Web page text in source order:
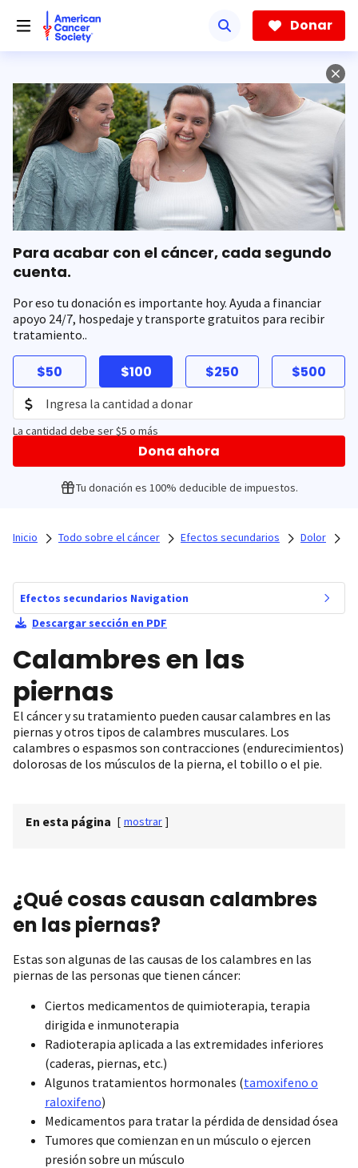
hacia
contenido
Donar
Para acabar con el cáncer, cada segundo
cuenta.
Por eso tu donación es importante hoy. Ayuda a financiar
apoyo 24/7, hospedaje y transporte gratuitos para recibir
tratamiento..
$50 $100 $250 $500
La cantidad debe ser $5 o más
Dona ahora
Tu donación es 100% deducible de impuestos.
Inicio Todo sobre el cáncer Efectos secundarios Dolor
Efectos secundarios Navigation
Descargar sección en PDF
Calambres en las
piernas
El cáncer y su tratamiento pueden causar calambres en las
piernas y otros tipos de calambres musculares. Los
calambres o espasmos son contracciones (endurecimientos)
dolorosas de los músculos de la pierna, el tobillo o el pie.
En esta página [ mostrar ]
¿Qué cosas causan calambres
en las piernas?
Estas son algunas de las causas de los calambres en las
piernas de las personas que tienen cáncer:
Ciertos medicamentos de quimioterapia, terapia
dirigida e inmunoterapia
Radioterapia aplicada a las extremidades inferiores
(caderas, piernas, etc.)
Algunos tratamientos hormonales (tamoxifeno o
raloxifeno)
Medicamentos para tratar la pérdida de densidad ósea
Tumores que comienzan en un músculo o ejercen
presión sobre un músculo